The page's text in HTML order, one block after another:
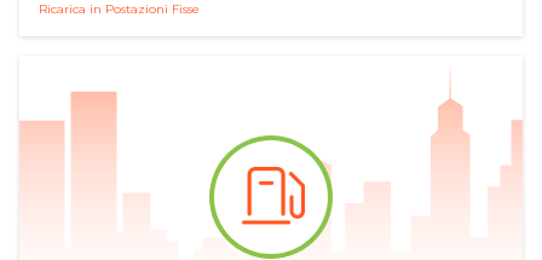
Ricarica in Postazioni Fisse